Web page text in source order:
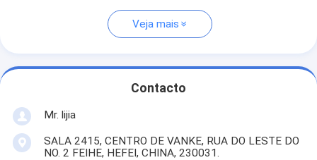
Veja mais
Contacto
Mr. lijia
SALA 2415, CENTRO DE VANKE, RUA DO LESTE DO
NO. 2 FEIHE, HEFEI, CHINA, 230031.